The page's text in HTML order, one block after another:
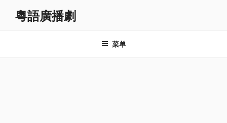
粵語廣播劇
菜单